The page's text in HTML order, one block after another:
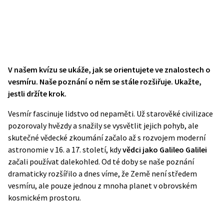
V našem kvízu se ukáže, jak se orientujete ve znalostech o
vesmíru. Naše poznání o něm se stále rozšiřuje. Ukažte,
jestli držíte krok.
Vesmír fascinuje lidstvo od nepaměti. Už starověké civilizace
pozorovaly hvězdy a snažily se vysvětlit jejich pohyb, ale
skutečné vědecké zkoumání začalo až s rozvojem moderní
astronomie v 16. a 17. století, kdyvědci jako Galileo Galilei
začali používat dalekohled. Od té doby se naše poznání
dramaticky rozšířilo a dnes víme, že Země není středem
vesmíru, ale pouze jednou z mnoha planet v obrovském
kosmickém prostoru.